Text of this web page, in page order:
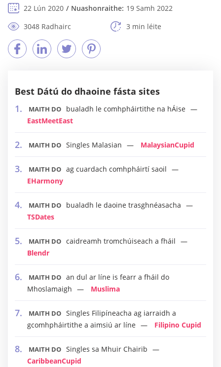
22 Lún 2020 Nuashonraithe: 19 Samh 2022
3048 Radhairc
3 min léite
Best Dátú do dhaoine fásta sites
MAITH DO
bualadh le comhpháirtithe na hÁise
EastMeetEast
MAITH DO Singles Malasian MalaysianCupid
MAITH DO ag cuardach comhpháirtí saoil
EHarmony
MAITH DO
bualadh le daoine trasghnéasacha
TSDates
MAITH DO caidreamh tromchúiseach a fháil
Blendr
MAITH DO an dul ar líne is fearr a fháil do
Mhoslamaigh
Muslima
MAITH DO Singles Filipíneacha ag iarraidh a
gcomhpháirtithe a aimsiú ar líne
Filipino Cupid
MAITH DO Singles sa Mhuir Chairib
CaribbeanCupid